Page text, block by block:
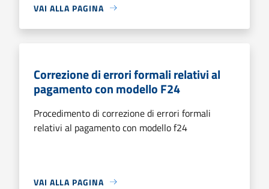
VAI ALLA PAGINA
Correzione di errori formali relativi al
pagamento con modello F24
Procedimento di correzione di errori formali
relativi al pagamento con modello f24
VAI ALLA PAGINA